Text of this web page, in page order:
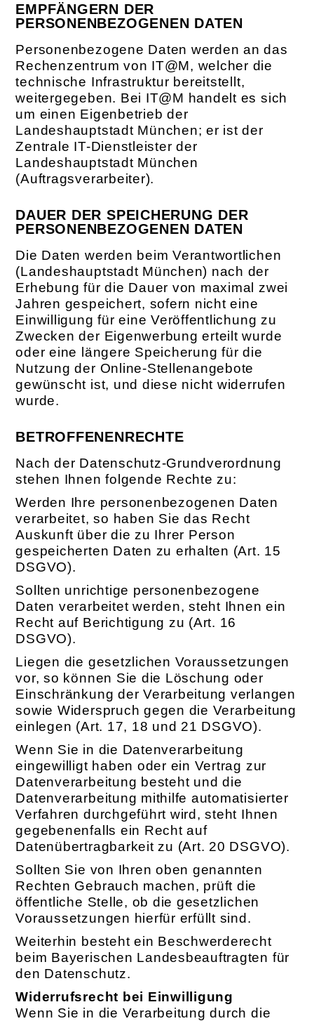
EMPFÄNGERN DER
PERSONENBEZOGENEN DATEN
Personenbezogene Daten werden an das
Rechenzentrum von IT@M, welcher die
technische Infrastruktur bereitstellt,
weitergegeben. Bei IT@M handelt es sich
um einen Eigenbetrieb der
Landeshauptstadt München; er ist der
Zentrale IT-Dienstleister der
Landeshauptstadt München
(Auftragsverarbeiter).
DAUER DER SPEICHERUNG DER
PERSONENBEZOGENEN DATEN
Die Daten werden beim Verantwortlichen
(Landeshauptstadt München) nach der
Erhebung für die Dauer von maximal zwei
Jahren gespeichert, sofern nicht eine
Einwilligung für eine Veröffentlichung zu
Zwecken der Eigenwerbung erteilt wurde
oder eine längere Speicherung für die
Nutzung der Online-Stellenangebote
gewünscht ist, und diese nicht widerrufen
wurde.
BETROFFENENRECHTE
Nach der Datenschutz-Grundverordnung
stehen Ihnen folgende Rechte zu:
Werden Ihre personenbezogenen Daten
verarbeitet, so haben Sie das Recht
Auskunft über die zu Ihrer Person
gespeicherten Daten zu erhalten (Art. 15
DSGVO).
Sollten unrichtige personenbezogene
Daten verarbeitet werden, steht Ihnen ein
Recht auf Berichtigung zu (Art. 16
DSGVO).
Liegen die gesetzlichen Voraussetzungen
vor, so können Sie die Löschung oder
Einschränkung der Verarbeitung verlangen
sowie Widerspruch gegen die Verarbeitung
einlegen (Art. 17, 18 und 21 DSGVO).
Wenn Sie in die Datenverarbeitung
eingewilligt haben oder ein Vertrag zur
Datenverarbeitung besteht und die
Datenverarbeitung mithilfe automatisierter
Verfahren durchgeführt wird, steht Ihnen
gegebenenfalls ein Recht auf
Datenübertragbarkeit zu (Art. 20 DSGVO).
Sollten Sie von Ihren oben genannten
Rechten Gebrauch machen, prüft die
öffentliche Stelle, ob die gesetzlichen
Voraussetzungen hierfür erfüllt sind.
Weiterhin besteht ein Beschwerderecht
beim Bayerischen Landesbeauftragten für
den Datenschutz.
Widerrufsrecht bei Einwilligung
Wenn Sie in die Verarbeitung durch die